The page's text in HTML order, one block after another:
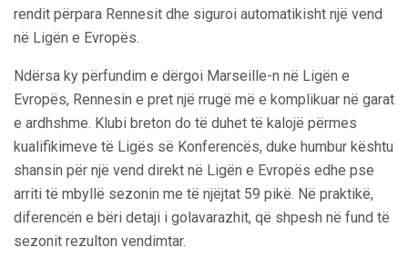
rendit përpara Rennesit dhe siguroi automatikisht një vend
në Ligën e Evropës.
Ndërsa ky përfundim e dërgoi Marseille-n në Ligën e
Evropës, Rennesin e pret një rrugë më e komplikuar në garat
e ardhshme. Klubi breton do të duhet të kalojë përmes
kualifikimeve të Ligës së Konferencës, duke humbur kështu
shansin për një vend direkt në Ligën e Evropës edhe pse
arriti të mbyllë sezonin me të njëjtat 59 pikë. Në praktikë,
diferencën e bëri detaji i golavarazhit, që shpesh në fund të
sezonit rezulton vendimtar.